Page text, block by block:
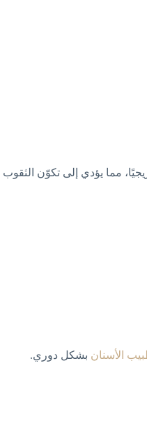
مما يؤدي إلى تكوّن الثقوب
الأسنان بشكل دوري.